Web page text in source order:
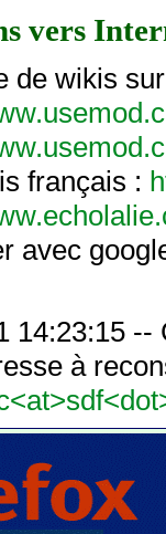
vers
de wikis
français :
avec
14:23:15
à